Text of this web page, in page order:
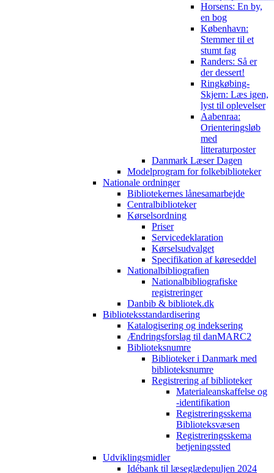
Horsens: En by,
en bog
København:
Stemmer til et
stumt fag
Randers: Så er
der dessert!
Ringkøbing-
Skjern: Læs igen,
lyst til oplevelser
Aabenraa:
Orienteringsløb
med
litteraturposter
Danmark Læser Dagen
Modelprogram for folkebiblioteker
Nationale ordninger
Bibliotekernes lånesamarbejde
Centralbiblioteker
Kørselsordning
Priser
Servicedeklaration
Kørselsudvalget
Specifikation af køreseddel
Nationalbibliografien
Nationalbibliografiske
registreringer
Danbib & bibliotek.dk
Biblioteksstandardisering
Katalogisering og indeksering
Ændringsforslag til danMARC2
Biblioteksnumre
Biblioteker i Danmark med
biblioteksnumre
Registrering af biblioteker
Materialeanskaffelse og
-identifikation
Registreringsskema
Biblioteksvæsen
Registreringsskema
betjeningssted
Udviklingsmidler
Idébank til læseglædepuljen 2024